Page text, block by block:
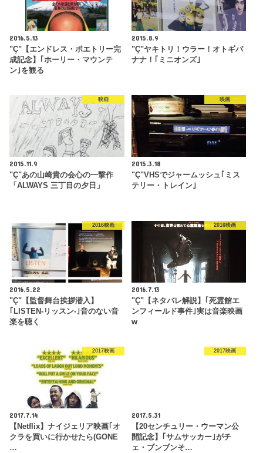
2016.5.13
"Ç"【エンドレス・ポエトリー完
成記念】｢ホーリー・マウンテ
ン｣を観る
2015.8.9
"Ç"ヤキトリ！ウラー！オトギバ
ナナ！｢ミニオンズ｣
映画
2015.11.9
"Ç"あの山崎貴の会心の一撃作
「ALWAYS 三丁目の夕日」
映画
2015.3.18
"Ç"VHSでジャームッシュ｢ミス
テリー・トレイン｣
2016映画
2016.5.22
"Ç"【監督舞台挨拶潜入】
｢LISTEN-リッスン-｣音のない音
楽を聴く
2016映画
2016.7.13
"Ç"【ネタバレ解説】｢死霊館エ
ンフィールド事件｣実は音楽映画
w
2017映画
2017.7.14
【Netflix】ナイジェリア映画｢オ
クラを買いに行かせたら(GONE
…
2017映画
2017.5.31
【20センチュリー・ウーマン公
開記念】｢サムサッカー｣がチ
ェ・ブンブンそ…